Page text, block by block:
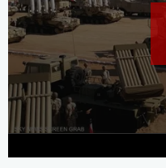
19
minutes,
6
seconds